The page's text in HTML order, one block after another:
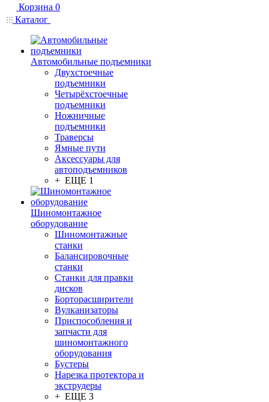
Корзина 0
Каталог
Автомобильные подъемники
Двухстоечные
подъемники
Четырёхстоечные
подъемники
Ножничные
подъемники
Траверсы
Ямные пути
Аксессуары для
автоподъемников
+ ЕЩЕ 1
Шиномонтажное
оборудование
Шиномонтажные
станки
Балансировочные
станки
Станки для правки
дисков
Борторасширители
Вулканизаторы
Приспособления и
запчасти для
шиномонтажного
оборудования
Бустеры
Нарезка протектора и
экструдеры
+ ЕЩЕ 3